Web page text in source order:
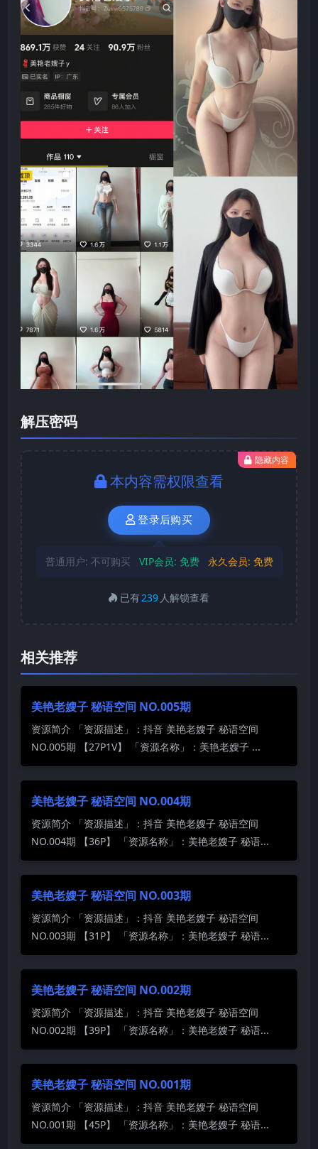
解压密码
隐藏内容
本内容需权限查看
登录后购买
普通用户: 不可购买 VIP会员: 免费 永久会员: 免费
已有239 人解锁查看
相关推荐
美艳老嫂子 秘语空间 NO.005期
资源简介 「资源描述」：抖音 美艳老嫂子 秘语空间
NO.005期 【27P1V】 「资源名称」：美艳老嫂子 ...
美艳老嫂子 秘语空间 NO.004期
资源简介 「资源描述」：抖音 美艳老嫂子 秘语空间
NO.004期 【36P】 「资源名称」：美艳老嫂子 秘语...
美艳老嫂子 秘语空间 NO.003期
资源简介 「资源描述」：抖音 美艳老嫂子 秘语空间
NO.003期 【31P】 「资源名称」：美艳老嫂子 秘语...
美艳老嫂子 秘语空间 NO.002期
资源简介 「资源描述」：抖音 美艳老嫂子 秘语空间
NO.002期 【39P】 「资源名称」：美艳老嫂子 秘语...
美艳老嫂子 秘语空间 NO.001期
资源简介 「资源描述」：抖音 美艳老嫂子 秘语空间
NO.001期 【45P】 「资源名称」：美艳老嫂子 秘语...